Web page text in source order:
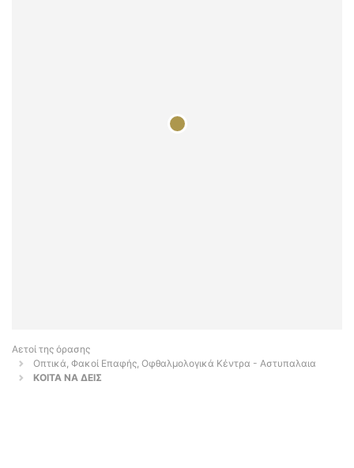
Αετοί της όρασης
Οπτικά, Φακοί Επαφής, Οφθαλμολογικά Κέντρα - Αστυπαλαια
ΚΟΙΤΑ ΝΑ ΔΕΙΣ